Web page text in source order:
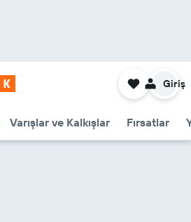
Varışlar ve Kalkışlar Fırsatlar
Giriş